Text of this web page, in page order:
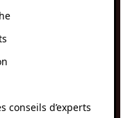
conseils d’experts